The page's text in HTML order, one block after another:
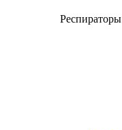
Респираторы